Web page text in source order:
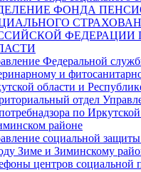
ФОНДА
ФЕДЕРАЦИИ
Федеральной
и
области и
отдел
по
районе
социальной
Зиме и Зиминскому
центров социальной